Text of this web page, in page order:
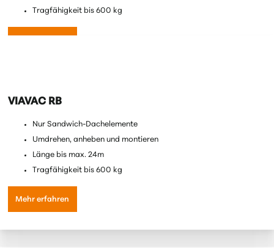
Tragfähigkeit bis 600 kg
VIAVAC RB
Nur Sandwich-Dachelemente
Umdrehen, anheben und montieren
Länge bis max. 24m
Tragfähigkeit bis 600 kg
Mehr erfahren